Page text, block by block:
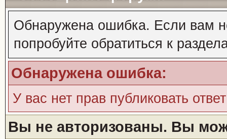
Обнаружена ошибка. Если вам
попробуйте обратиться к
Обнаружена ошибка:
У вас нет прав публиковать
Вы не авторизованы. Вы